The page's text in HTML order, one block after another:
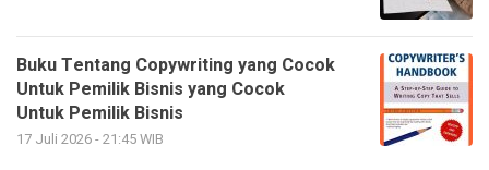
Buku Tentang Copywriting yang Cocok
Untuk Pemilik Bisnis yang Cocok
Untuk Pemilik Bisnis
17 Juli 2026 - 21:45 WIB